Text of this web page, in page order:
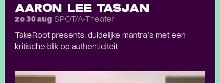
AARON LEE TASJAN
zo 30 aug SPOT/A-Theater
TakeRoot presents: duidelijke mantra’s met een
kritische blik op authenticiteit